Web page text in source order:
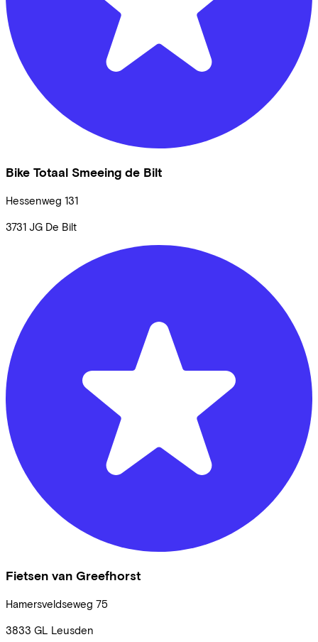
Bike Totaal Smeeing de Bilt
Hessenweg 131
3731 JG De Bilt
Fietsen van Greefhorst
Hamersveldseweg 75
3833 GL Leusden